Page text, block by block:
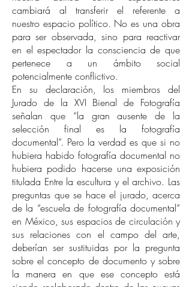
cambiará al transferir el referente a
nuestro espacio político. No es una obra
para ser observada, sino para reactivar
en el espectador la consciencia de que
pertenece a un ámbito social
potencialmente conflictivo.
En su declaración, los miembros del
Jurado de la XVI Bienal de Fotografía
señalan que “la gran ausente de la
selección final es la fotografía
documental”. Pero la verdad es que si no
hubiera habido fotografía documental no
hubiera podido hacerse una exposición
titulada Entre la escultura y el archivo. Las
preguntas que se hace el jurado, acerca
de la “escuela de fotografía documental”
en México, sus espacios de circulación y
sus relaciones con el campo del arte,
deberían ser sustituidas por la pregunta
sobre el concepto de documento y sobre
la manera en que ese concepto está